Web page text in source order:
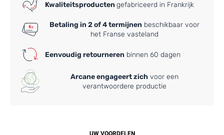
Kwaliteitsproducten gefabriceerd in Frankrijk
Betaling in 2 of 4 termijnen beschikbaar voor
het Franse vasteland
Eenvoudig retourneren binnen 60 dagen
Arcane engageert zich voor een
verantwoordere productie
UW VOORDELEN